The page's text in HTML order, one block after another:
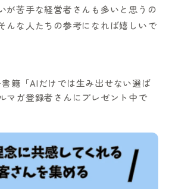
が苦手な経営者さんも多いと思うの
んな人たちの参考になれば嬉しいで
籍「AIだけでは生み出せない選ば
マガ登録者さんにプレゼント中で